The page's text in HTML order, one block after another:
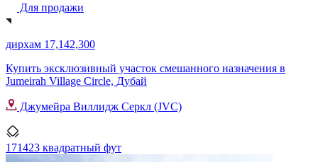
Для продажи
дирхам 17,142,300
Купить эксклюзивный участок смешанного назначения в
Jumeirah Village Circle, Дубай
Джумейра Виллидж Серкл (JVC)
171423 квадратный фут